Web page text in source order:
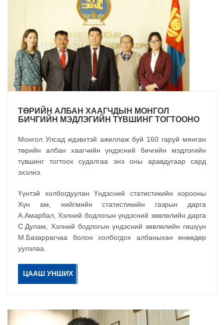
ТӨРИЙН АЛБАН ХААГЧДЫН МОНГОЛ
БИЧГИЙН МЭДЛЭГИЙН ТҮВШИНГ ТОГТООНО
Монгол Улсад идэвхтэй ажиллаж буй 160 гаруй мянган
төрийн албан хаагчийн үндэсний бичгийн мэдлэгийн
түвшинг тогтоох судалгаа энэ оны аравдугаар сард
эхэлнэ.
Үүнтэй холбогдуулан Үндэсний статистикийн хорооны
Хүн ам, нийгмийн статистикийн газрын дарга
А.Амарбал, Хэлний бодлогын үндэсний зөвлөлийн дарга
С.Дулам, Хэлний бодлогын үндэсний зөвлөлийн гишүүн
М.Базаррагчаа болон холбогдох албаныхан өнөөдөр
уулзлаа.
ЦААШ УНШИХ